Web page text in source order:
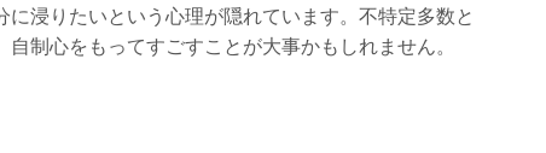
浸りたいという心理が隠れています。不特定多数と
制心をもってすごすことが大事かもしれません。